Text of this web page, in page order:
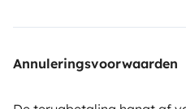
Annuleringsvoorwaarden